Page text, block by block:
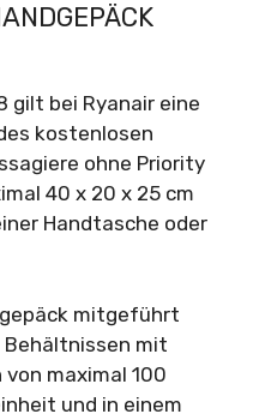
gilt bei Ryanair eine
kostenlosen
ohne Priority
40 x 20 x 25 cm
Handtasche oder
mitgeführt
mit
maximal 100
und in einem